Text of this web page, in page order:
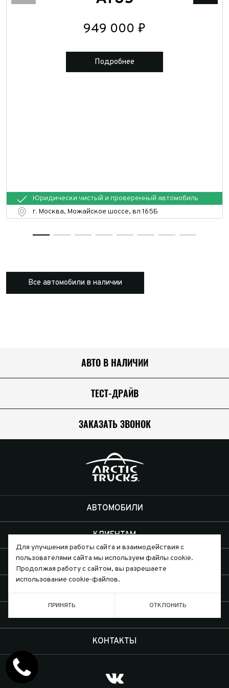
949 000 ₽
Подробнее
Юридически чистый и проверенный автомобиль
г. Москва, Можайское шоссе, вл 165Б
Все автомобили в наличии
АВТО В НАЛИЧИИ
ТЕСТ-ДРАЙВ
ЗАКАЗАТЬ ЗВОНОК
АВТОМОБИЛИ
КЛИЕНТАМ
ЭКСПЕДИЦИИ
КОНТАКТЫ
Для улучшения работы сайта и взаимодействия с
пользователями сайта мы используем файлы cookie.
Продолжая работу с сайтом, вы разрешаете
использование cookie-файлов.
ПРИНЯТЬ ОТКЛОНИТЬ